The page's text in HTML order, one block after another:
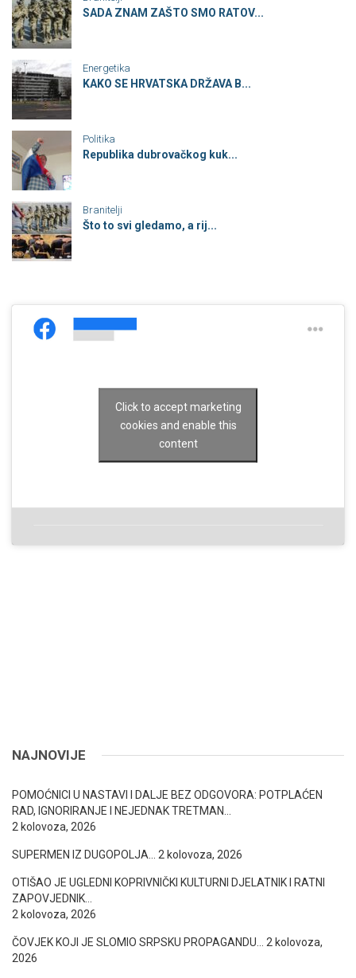
SADA ZNAM ZAŠTO SMO RATOV...
Energetika
KAKO SE HRVATSKA DRŽAVA B...
Politika
Republika dubrovačkog kuk...
Branitelji
Što to svi gledamo, a rij...
Click to accept marketing
cookies and enable this
content
NAJNOVIJE
POMOĆNICI U NASTAVI I DALJE BEZ ODGOVORA: POTPLAĆEN
RAD, IGNORIRANJE I NEJEDNAK TRETMAN…
2 kolovoza, 2026
SUPERMEN IZ DUGOPOLJA… 2 kolovoza, 2026
OTIŠAO JE UGLEDNI KOPRIVNIČKI KULTURNI DJELATNIK I RATNI
ZAPOVJEDNIK…
2 kolovoza, 2026
ČOVJEK KOJI JE SLOMIO SRPSKU PROPAGANDU… 2 kolovoza,
2026